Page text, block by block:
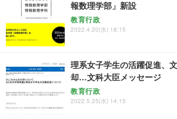
報数理学部」新設
教育行政
2022.4.20(水) 18:15
理系女子学生の活躍促進、
却…文科大臣メッセージ
教育行政
2022.5.25(水) 14:15